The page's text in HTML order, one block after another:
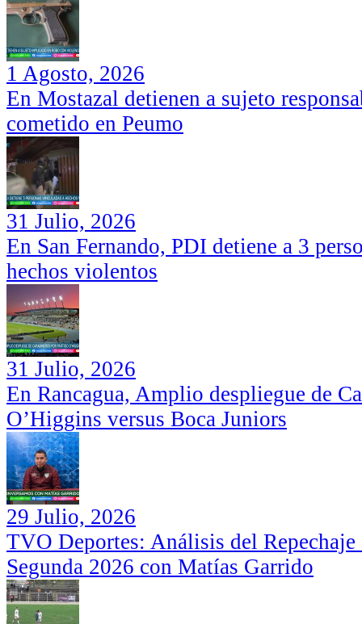
1 Agosto, 2026
En Mostazal detienen a sujeto
cometido en Peumo
31 Julio, 2026
En San Fernando, PDI detiene a 3
hechos violentos
31 Julio, 2026
En Rancagua, Amplio despliegue de
O’Higgins versus Boca Juniors
29 Julio, 2026
TVO Deportes: Análisis del
Segunda 2026 con Matías Garrido